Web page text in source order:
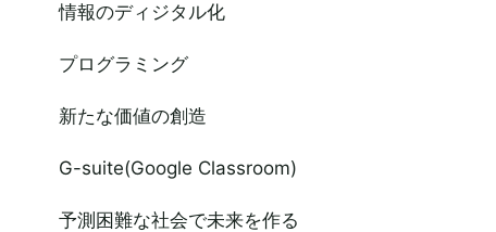
情報のディジタル化
プログラミング
新たな価値の創造
G-suite(Google Classroom)
予測困難な社会で未来を作る